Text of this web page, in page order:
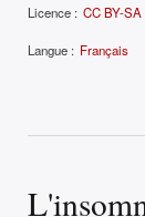
Licence : CC BY-SA
Langue : Français